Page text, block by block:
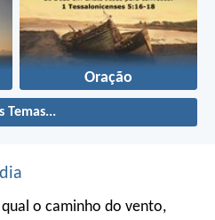
Oração
Temas...
o caminho do vento,